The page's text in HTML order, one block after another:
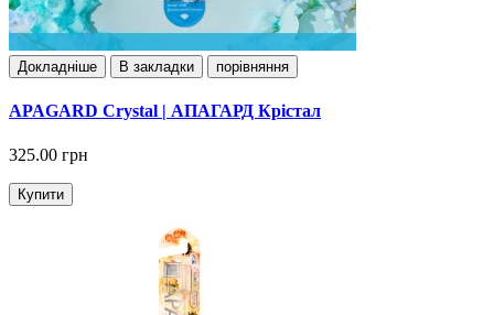
Докладнiше В закладки порівняння
APAGARD Crystal | АПАГАРД Крістал
325.00 грн
Купити